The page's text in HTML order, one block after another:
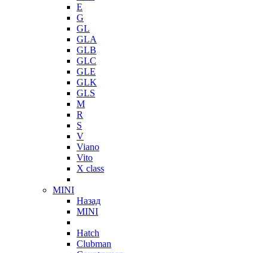
E
G
GL
GLA
GLB
GLC
GLE
GLK
GLS
M
R
S
V
Viano
Vito
X class
MINI
Назад
MINI
Hatch
Clubman